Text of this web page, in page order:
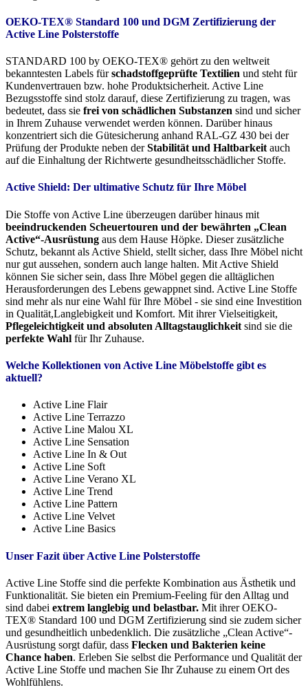
OEKO-TEX® Standard 100 und DGM Zertifizierung der
Active Line Polsterstoffe
STANDARD 100 by OEKO-TEX® gehört zu den weltweit
bekanntesten Labels fürschadstoffgeprüfte Textilien und steht für
Kundenvertrauen bzw. hohe Produktsicherheit. Active Line
Bezugsstoffe sind stolz darauf, diese Zertifizierung zu tragen, was
bedeutet, dass sie frei von schädlichen Substanzen sind und sicher
in Ihrem Zuhause verwendet werden können. Darüber hinaus
konzentriert sich die Gütesicherung anhand RAL-GZ 430 bei der
Prüfung der Produkte neben derStabilität und Haltbarkeit auch
auf die Einhaltung der Richtwerte gesundheitsschädlicher Stoffe.
Active Shield: Der ultimative Schutz für Ihre Möbel
Die Stoffe von Active Line überzeugen darüber hinaus mit
beeindruckenden Scheuertouren und der bewährten „Clean
Active“-Ausrüstung aus dem Hause Höpke. Dieser zusätzliche
Schutz, bekannt als Active Shield, stellt sicher, dass Ihre Möbel nicht
nur gut aussehen, sondern auch lange halten. Mit Active Shield
können Sie sicher sein, dass Ihre Möbel gegen die alltäglichen
Herausforderungen des Lebens gewappnet sind. Active Line Stoffe
sind mehr als nur eine Wahl für Ihre Möbel - sie sind eine Investition
in Qualität,Langlebigkeit und Komfort. Mit ihrer Vielseitigkeit,
Pflegeleichtigkeit und absoluten Alltagstauglichkeit sind sie die
perfekte Wahl für Ihr Zuhause.
Welche Kollektionen von Active Line Möbelstoffe gibt es
aktuell?
Active Line Flair
Active Line Terrazzo
Active Line Malou XL
Active Line Sensation
Active Line In & Out
Active Line Soft
Active Line Verano XL
Active Line Trend
Active Line Pattern
Active Line Velvet
Active Line Basics
Unser Fazit über Active Line Polsterstoffe
Active Line Stoffe sind die perfekte Kombination aus Ästhetik und
Funktionalität. Sie bieten ein Premium-Feeling für den Alltag und
sind dabei extrem langlebig und belastbar. Mit ihrer OEKO-
TEX® Standard 100 und DGM Zertifizierung sind sie zudem sicher
und gesundheitlich unbedenklich. Die zusätzliche „Clean Active“-
Ausrüstung sorgt dafür, dass Flecken und Bakterien keine
Chance haben. Erleben Sie selbst die Performance und Qualität der
Active Line Stoffe und machen Sie Ihr Zuhause zu einem Ort des
Wohlfühlens.